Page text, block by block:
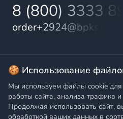
8 (800) 3333
order+2924@bpks.ru
© 2025 БалтПромКомплект
высококачественной
бытового
Политика
🍪 Использование
Мы используем файлы cookie для
работы сайта, анализа трафика
Продолжая использовать сайт,
обработкой ваших данных в